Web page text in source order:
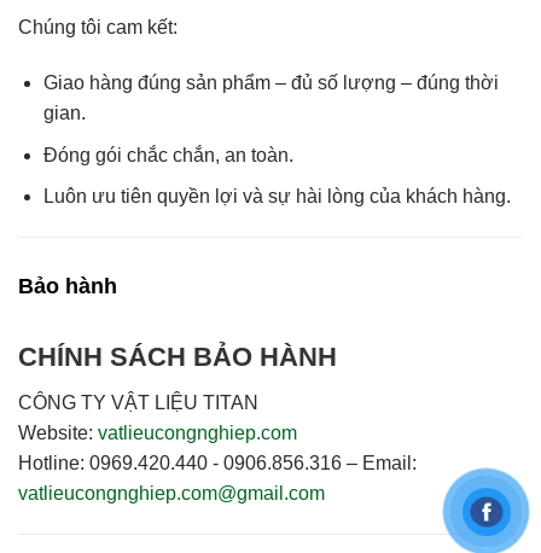
Chúng tôi cam kết:
Giao hàng đúng sản phẩm – đủ số lượng – đúng thời
gian.
Đóng gói chắc chắn, an toàn.
Luôn ưu tiên quyền lợi và sự hài lòng của khách hàng.
Bảo hành
CHÍNH SÁCH BẢO HÀNH
CÔNG TY VẬT LIỆU TITAN
Website: vatlieucongnghiep.com
Hotline: 0969.420.440 - 0906.856.316 – Email:
vatlieucongnghiep.com@gmail.com